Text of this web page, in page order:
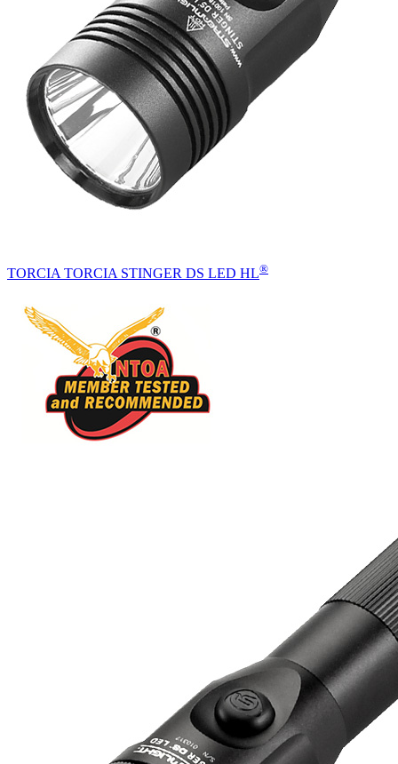
TORCIA TORCIA STINGER DS LED HL®